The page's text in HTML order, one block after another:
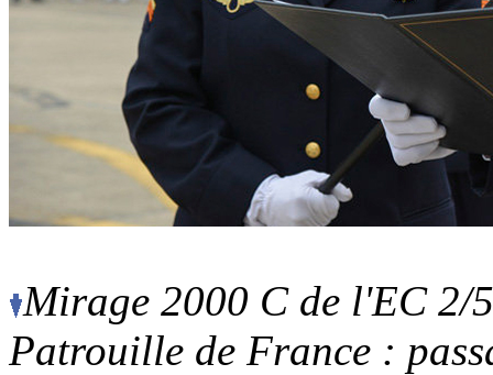
Mirage 2000 C de l'EC 2/
Patrouille de France :